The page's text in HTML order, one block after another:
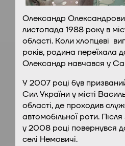
Олександр
листопада 1988 року в
області. Коли хлопцеві
років, родина переїхала
Олександр навчався у
У 2007 році був
Сил України у місті
області, де проходив
автомобільної роти.
у 2008 році повернувся
селі Немовичі.